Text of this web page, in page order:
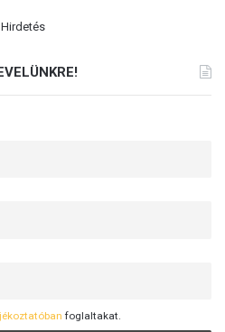
Hirdetés
foglaltakat.